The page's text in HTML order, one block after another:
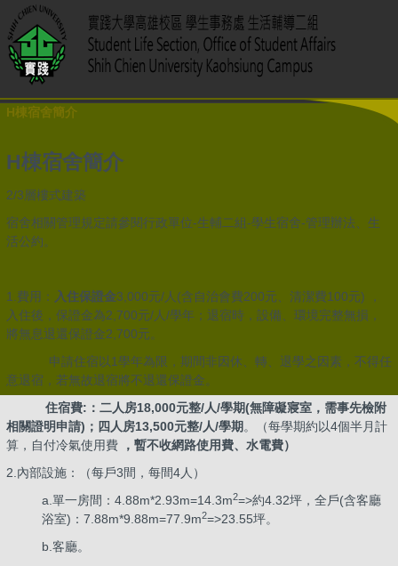
H棟宿舍簡介
H棟宿舍簡介
2/3層樓式建築
宿舍相關管理規定請參閱行政單位-生輔二組-學生宿舍-管理辦法、生
活公約。
1.費用： 入住保證金3,000元/人(含自治會費200元、清潔費100元) ，
入住後，保證金為2,700元/人/學年；退宿時，設備、環境完整無損，
將無息退還保證金2,700元。
申請住宿以1學年為限，期間非因休、轉、退學之因素，不得任
意退宿，若無故退宿將不退還保證金。
住宿費:：二人房18,000元整/人/學期(無障礙寢室，需事先檢附
相關證明申請)；四人房13,500元整/人/學期 。（每學期約以4個半月計
算，自付冷氣使用費 ，暫不收網路使用費、水電費）
2.內部設施：（每戶3間，每間4人）
a.單一房間：4.88m*2.93m=14.3m2=>約4.32坪，全戶(含客廳
浴室)：7.88m*9.88m=77.9m2=>23.55坪。
b.客廳。